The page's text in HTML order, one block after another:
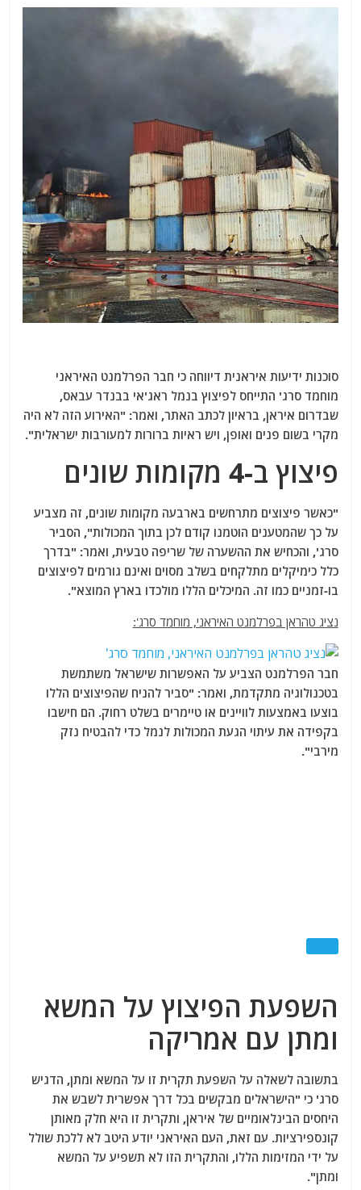
סוכנות ידיעות איראנית דיווחה כי חבר הפרלמנט האיראני
מוחמד סרג' התייחס לפיצוץ בנמל ראג'אי בבנדר עבאס,
שבדרום איראן, בראיון לכתב האתר, ואמר: "האירוע הזה לא היה
מקרי בשום פנים ואופן, ויש ראיות ברורות למעורבות ישראלית".
פיצוץ ב-4 מקומות שונים
"כאשר פיצוצים מתרחשים בארבעה מקומות שונים, זה מצביע
על כך שהמטענים הוטמנו קודם לכן בתוך המכולות", הסביר
סרג', והכחיש את ההשערה של שריפה טבעית, ואמר: "בדרך
כלל כימיקלים מתלקחים בשלב מסוים ואינם גורמים לפיצוצים
בו-זמניים כמו זה. המיכלים הללו מולכדו בארץ המוצא".
נציג טהראן בפרלמנט האיראני, מוחמד סרג':
חבר הפרלמנט הצביע על האפשרות שישראל משתמשת
בטכנולוגיה מתקדמת, ואמר: "סביר להניח שהפיצוצים הללו
בוצעו באמצעות לוויינים או טיימרים בשלט רחוק. הם חישבו
בקפידה את עיתוי הגעת המכולות לנמל כדי להבטיח נזק
מירבי".
השפעת הפיצוץ על המשא
ומתן עם אמריקה
בתשובה לשאלה על השפעת תקרית זו על המשא ומתן, הדגיש
סרג' כי "הישראלים מבקשים בכל דרך אפשרית לשבש את
היחסים הבינלאומיים של איראן, ותקרית זו היא חלק מאותן
קונספירציות. עם זאת, העם האיראני יודע היטב לא ללכת שולל
על ידי המזימות הללו, והתקרית הזו לא תשפיע על המשא
ומתן".